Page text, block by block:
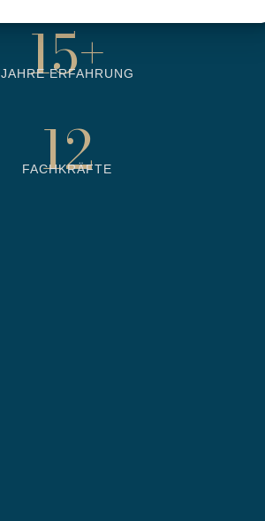
15+
JAHRE ERFAHRUNG
12
FACHKRÄFTE